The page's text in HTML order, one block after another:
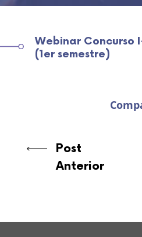
Webinar Concurso
(1er semestre)
Post
Anterior